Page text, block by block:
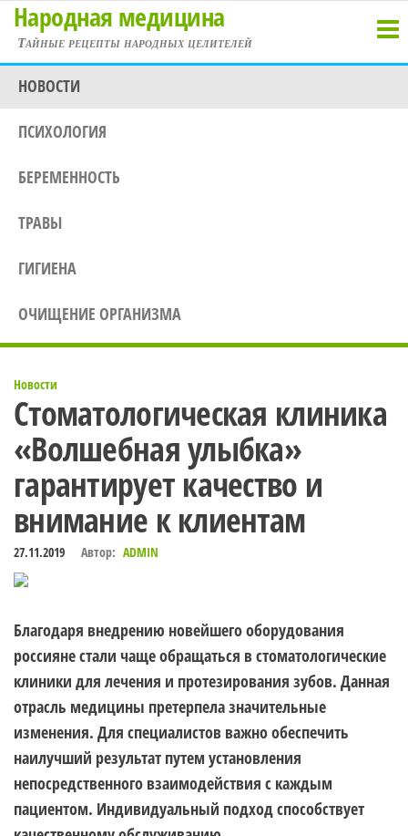
Перейти
содержимому
Народная медицина
Тайные рецепты народных целителей
НОВОСТИ
ПСИХОЛОГИЯ
БЕРЕМЕННОСТЬ
ТРАВЫ
ГИГИЕНА
ОЧИЩЕНИЕ ОРГАНИЗМА
Новости
Стоматологическая клиника
«Волшебная улыбка»
гарантирует качество и
внимание к клиентам
27.11.2019 Автор: ADMIN
Благодаря внедрению новейшего оборудования
россияне стали чаще обращаться в стоматологические
клиники для лечения и протезирования зубов. Данная
отрасль медицины претерпела значительные
изменения. Для специалистов важно обеспечить
наилучший результат путем установления
непосредственного взаимодействия с каждым
пациентом. Индивидуальный подход способствует